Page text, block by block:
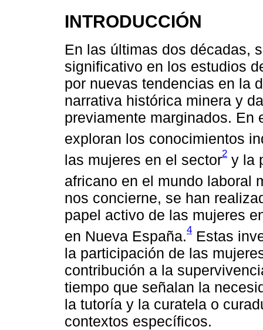
INTRODUCCIÓN
En las últimas dos décadas,
significativo en los estudios
por nuevas tendencias en la
narrativa histórica minera y
previamente marginados. En
exploran los conocimientos
las mujeres en el sector2 y la
africano en el mundo laboral
nos concierne, se han
papel activo de las mujeres
en Nueva España.4 Estas
la participación de las
contribución a la
tiempo que señalan la
la tutoría y la curatela o
contextos específicos.